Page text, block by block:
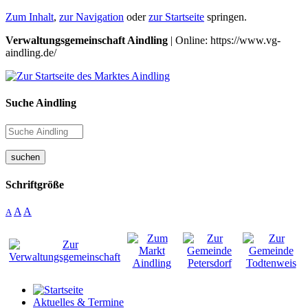
Zum Inhalt, zur Navigation oderzur Startseite springen.
Verwaltungsgemeinschaft Aindling | Online: https://www.vg-
aindling.de/
Suche Aindling
suchen
Schriftgröße
A A A
Aktuelles & Termine